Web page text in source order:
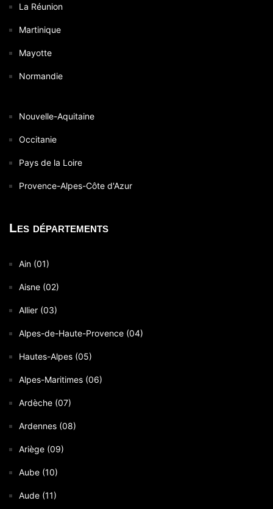
La Réunion
Martinique
Mayotte
Normandie
Nouvelle-Aquitaine
Occitanie
Pays de la Loire
Provence-Alpes-Côte d'Azur
Les départements
Ain (01)
Aisne (02)
Allier (03)
Alpes-de-Haute-Provence (04)
Hautes-Alpes (05)
Alpes-Maritimes (06)
Ardèche (07)
Ardennes (08)
Ariège (09)
Aube (10)
Aude (11)